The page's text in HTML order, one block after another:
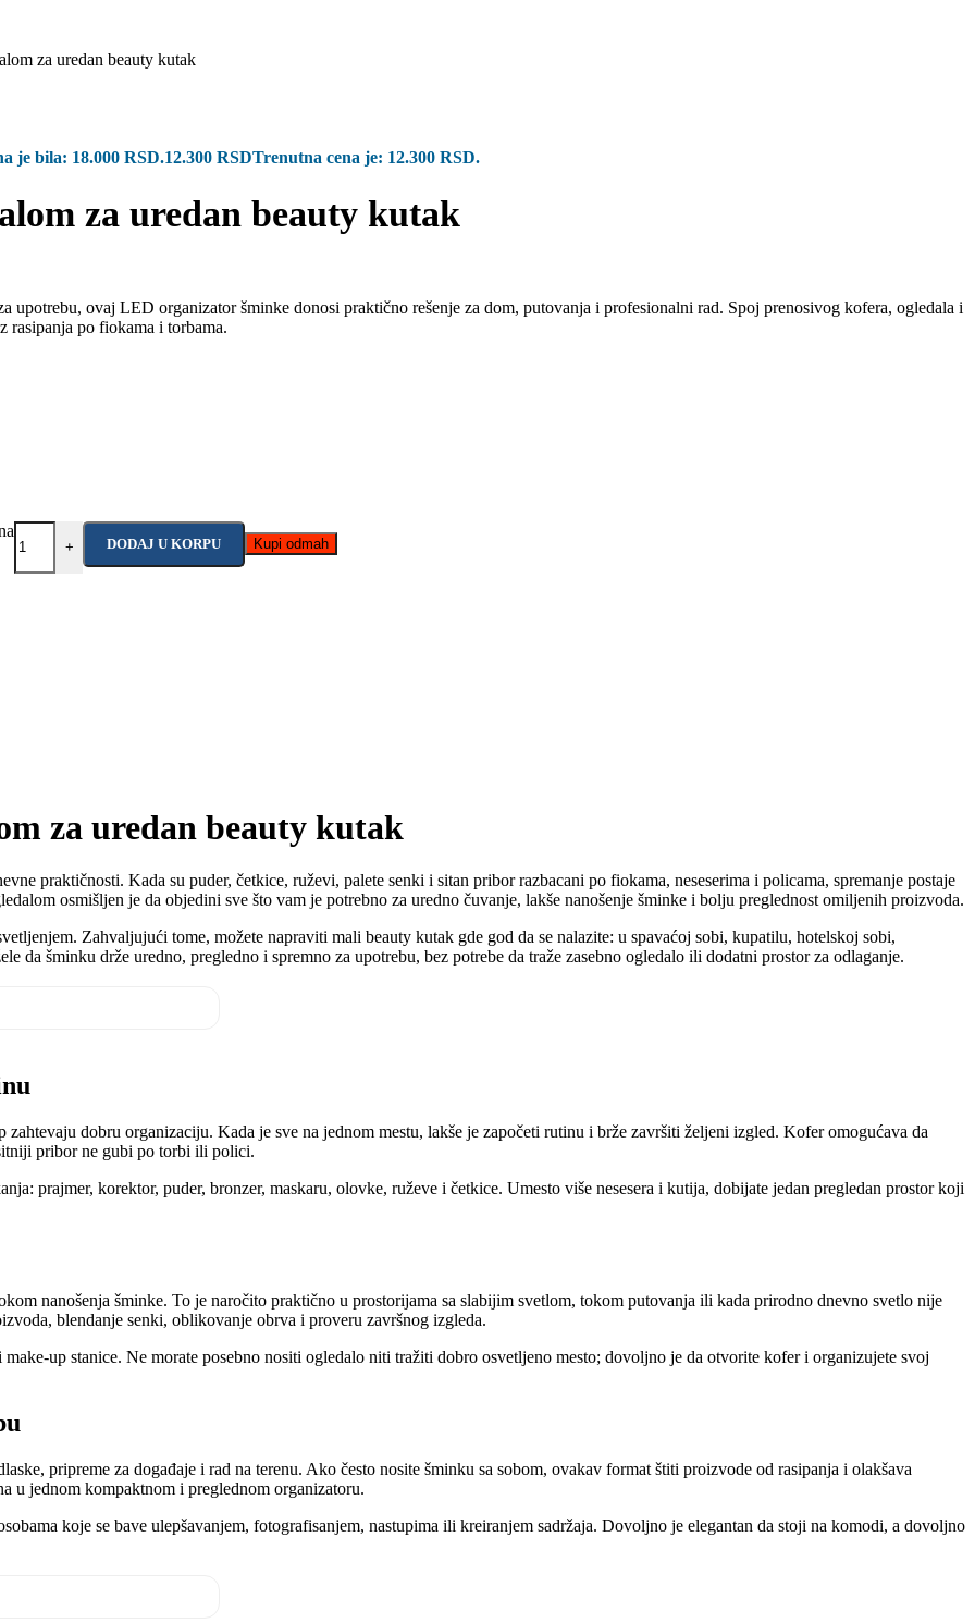
za uredan beauty kutak
je bila: 18.000 RSD.12.300 RSDTrenutna cena je: 12.300 RSD.
za uredan beauty kutak
upotrebu, ovaj LED organizator šminke donosi praktično rešenje za dom, putovanja i profesionalni rad. Spoj prenosivog kofera, ogledala i
rasipanja po fiokama i torbama.
+ DODAJ U KORPU Kupi odmah
za uredan beauty kutak
praktičnosti. Kada su puder, četkice, ruževi, palete senki i sitan pribor razbacani po fiokama, neseserima i policama, spremanje postaje
osmišljen je da objedini sve što vam je potrebno za uredno čuvanje, lakše nanošenje šminke i bolju preglednost omiljenih proizvoda.
Zahvaljujući tome, možete napraviti mali beauty kutak gde god da se nalazite: u spavaćoj sobi, kupatilu, hotelskoj sobi,
da šminku drže uredno, pregledno i spremno za upotrebu, bez potrebe da traže zasebno ogledalo ili dodatni prostor za odlaganje.
dobru organizaciju. Kada je sve na jednom mestu, lakše je započeti rutinu i brže završiti željeni izgled. Kofer omogućava da
pribor ne gubi po torbi ili polici.
prajmer, korektor, puder, bronzer, maskaru, olovke, ruževe i četkice. Umesto više nesesera i kutija, dobijate jedan pregledan prostor koji
nanošenja šminke. To je naročito praktično u prostorijama sa slabijim svetlom, tokom putovanja ili kada prirodno dnevno svetlo nije
blendanje senki, oblikovanje obrva i proveru završnog izgleda.
up stanice. Ne morate posebno nositi ogledalo niti tražiti dobro osvetljeno mesto; dovoljno je da otvorite kofer i organizujete svoj
pripreme za događaje i rad na terenu. Ako često nosite šminku sa sobom, ovakav format štiti proizvode od rasipanja i olakšava
u jednom kompaktnom i preglednom organizatoru.
koje se bave ulepšavanjem, fotografisanjem, nastupima ili kreiranjem sadržaja. Dovoljno je elegantan da stoji na komodi, a dovoljno